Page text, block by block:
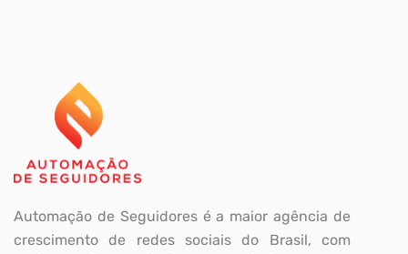
Automação de Seguidores é a maior agência de
crescimento de redes sociais do Brasil, com